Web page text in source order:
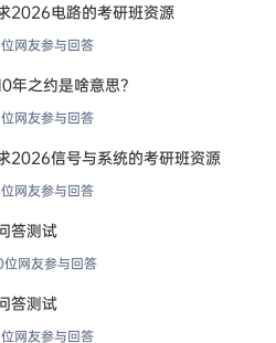
2026电路的考研班资源
位网友参与回答
年之约是啥意思？
位网友参与回答
2026信号与系统的考研班资源
位网友参与回答
答测试
位网友参与回答
答测试
位网友参与回答